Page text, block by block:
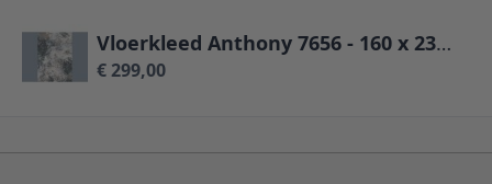
Vloerkleed Anthony 7656 - 160 x 230 cm
€ 299,00